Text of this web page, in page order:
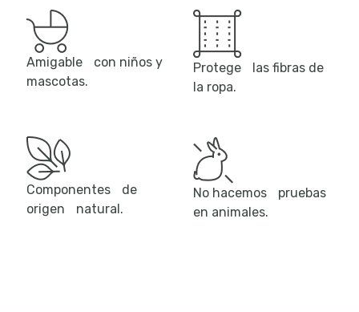
Amigable con niños y
mascotas.
Protege las fibras de
la ropa.
Componentes de
origen natural.
No hacemos pruebas
en animales.